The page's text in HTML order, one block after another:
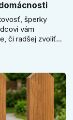
šperky
vám
či radšej zvoliť